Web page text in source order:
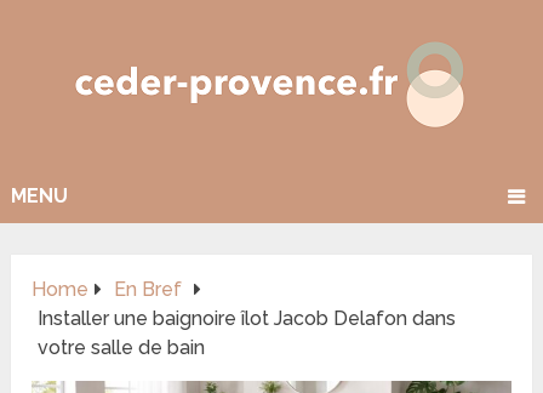
MENU
Home
En Bref
Installer une baignoire îlot Jacob Delafon dans
votre salle de bain